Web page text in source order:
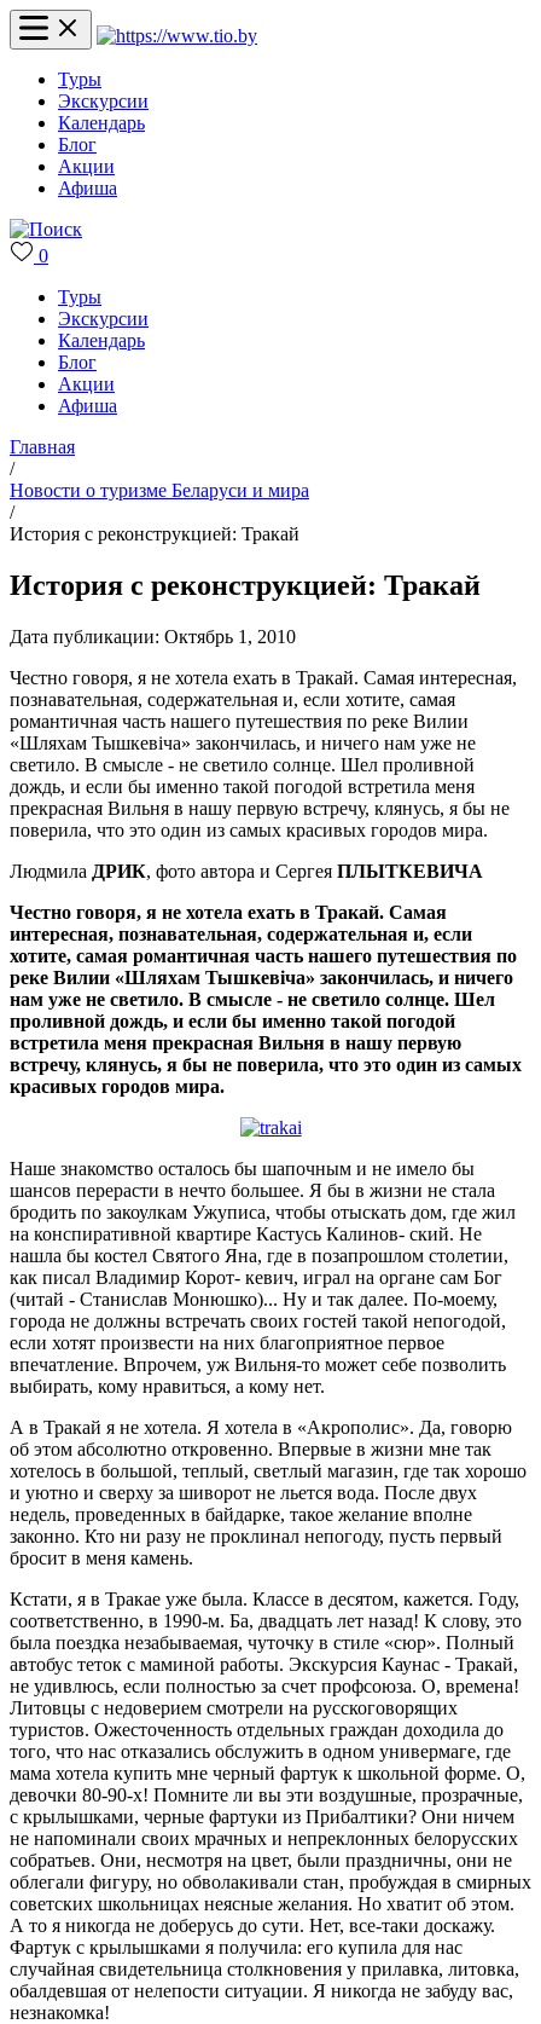
Туры
Экскурсии
Календарь
Блог
Акции
Афиша
0
Туры
Экскурсии
Календарь
Блог
Акции
Афиша
Главная
/
Новости о туризме Беларуси и мира
/
История с реконструкцией: Тракай
История с реконструкцией: Тракай
Дата публикации: Октябрь 1, 2010
Честно говоря, я не хотела ехать в Тракай. Самая интересная,
по­знавательная, содержатель­ная и, если хотите, самая
романтичная часть нашего путешествия по реке Вилии
«Шляхам Тышкевiча» закончилась, и ничего нам уже не
светило. В смысле - не светило солнце. Шел проливной
дождь, и если бы именно такой погодой встретила меня
прекрас­ная Вильня в нашу первую встречу, клянусь, я бы не
поверила, что это один из самых красивых городов мира.
Людмила ДРИК, фото автора и Сергея ПЛЫТКЕВИЧА
Честно говоря, я не хотела ехать в Тракай. Самая
интересная, по­знавательная, содержательная и, если
хотите, самая романтичная часть нашего путешествия по
реке Вилии «Шляхам Тышкевiча» за­кончилась, и ничего
нам уже не светило. В смысле - не светило солнце. Шел
проливной дождь, и если бы именно такой погодой
встретила меня прекрас­ная Вильня в нашу первую
встречу, клянусь, я бы не поверила, что это один из самых
красивых городов мира.
Наше знакомство осталось бы шапочным и не имело бы
шансов перерасти в нечто большее. Я бы в жизни не стала
бродить по за­коулкам Ужуписа, чтобы отыскать дом, где жил
на конспиратив­ной квартире Кастусь Калинов- ский. Не
нашла бы костел Святого Яна, где в позапрошлом столе­тии,
как писал Владимир Корот- кевич, играл на органе сам Бог
(читай - Станислав Монюшко)... Ну и так далее. По-моему,
горо­да не должны встречать своих го­стей такой непогодой,
если хотят произвести на них благоприятное первое
впечатление. Впрочем, уж Вильня-то может себе позво­лить
выбирать, кому нравиться, а кому нет.
А в Тракай я не хотела. Я хо­тела в «Акрополис». Да, говорю
об этом абсолютно откровенно. Впервые в жизни мне так
хоте­лось в большой, теплый, светлый магазин, где так хорошо
и уют­но и сверху за шиворот не льется вода. После двух
недель, прове­денных в байдарке, такое жела­ние вполне
законно. Кто ни разу не проклинал непогоду, пусть первый
бросит в меня камень.
Кстати, я в Тракае уже была. Классе в десятом, кажется. Году,
соответственно, в 1990-м. Ба, двадцать лет назад! К слову, это
была поездка незабываемая, чу­точку в стиле «сюр». Полный
ав­тобус теток с маминой рабо­ты. Экскурсия Каунас - Тракай,
не удивлюсь, если полностью за счет профсоюза. О, времена!
Ли­товцы с недоверием смотрели на русскоговорящих
туристов. Оже­сточенность отдельных граждан доходила до
того, что нас отказа­лись обслужить в одном универ­маге, где
мама хотела купить мне черный фартук к школьной фор­ме. О,
девочки 80-90-х! Пом­ните ли вы эти воздушные, про­зрачные,
с крылышками, черные фартуки из Прибалтики? Они ни­чем
не напоминали своих мрач­ных и непреклонных белорус­ских
собратьев. Они, несмотря на цвет, были праздничны, они не
облегали фигуру, но обволакива­ли стан, пробуждая в смирных
со­ветских школьницах неясные же­лания. Но хватит об этом.
А то я никогда не доберусь до сути. Нет, все-таки доскажу.
Фартук с кры­лышками я получила: его купила для нас
случайная свидетельница столкновения у прилавка, литов­ка,
обалдевшая от нелепости си­туации. Я никогда не забуду вас,
незнакомка!